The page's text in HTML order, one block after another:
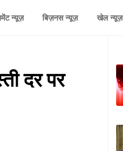
न्यूज़ बिज़नस न्यूज़ खेल न्यूज़
दर पर